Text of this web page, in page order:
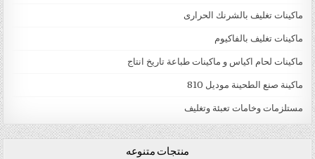
ماكينات تغليف بالشرنك الحرارى
ماكينات تغليف بالفاكيوم
ماكينات لحام اكياس و ماكينات طباعة تاريخ انتاج
ماكينة صنع الطحينة موديل 810
مستلزمات وخامات تعبئة وتغليف
منتجات متنوعه